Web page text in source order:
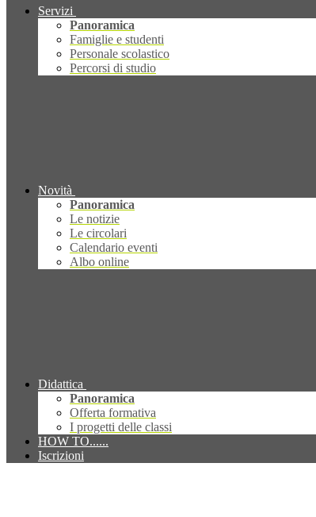
Servizi
Panoramica
Famiglie e studenti
Personale scolastico
Percorsi di studio
Novità
Panoramica
Le notizie
Le circolari
Calendario eventi
Albo online
Didattica
Panoramica
Offerta formativa
I progetti delle classi
HOW TO......
Iscrizioni